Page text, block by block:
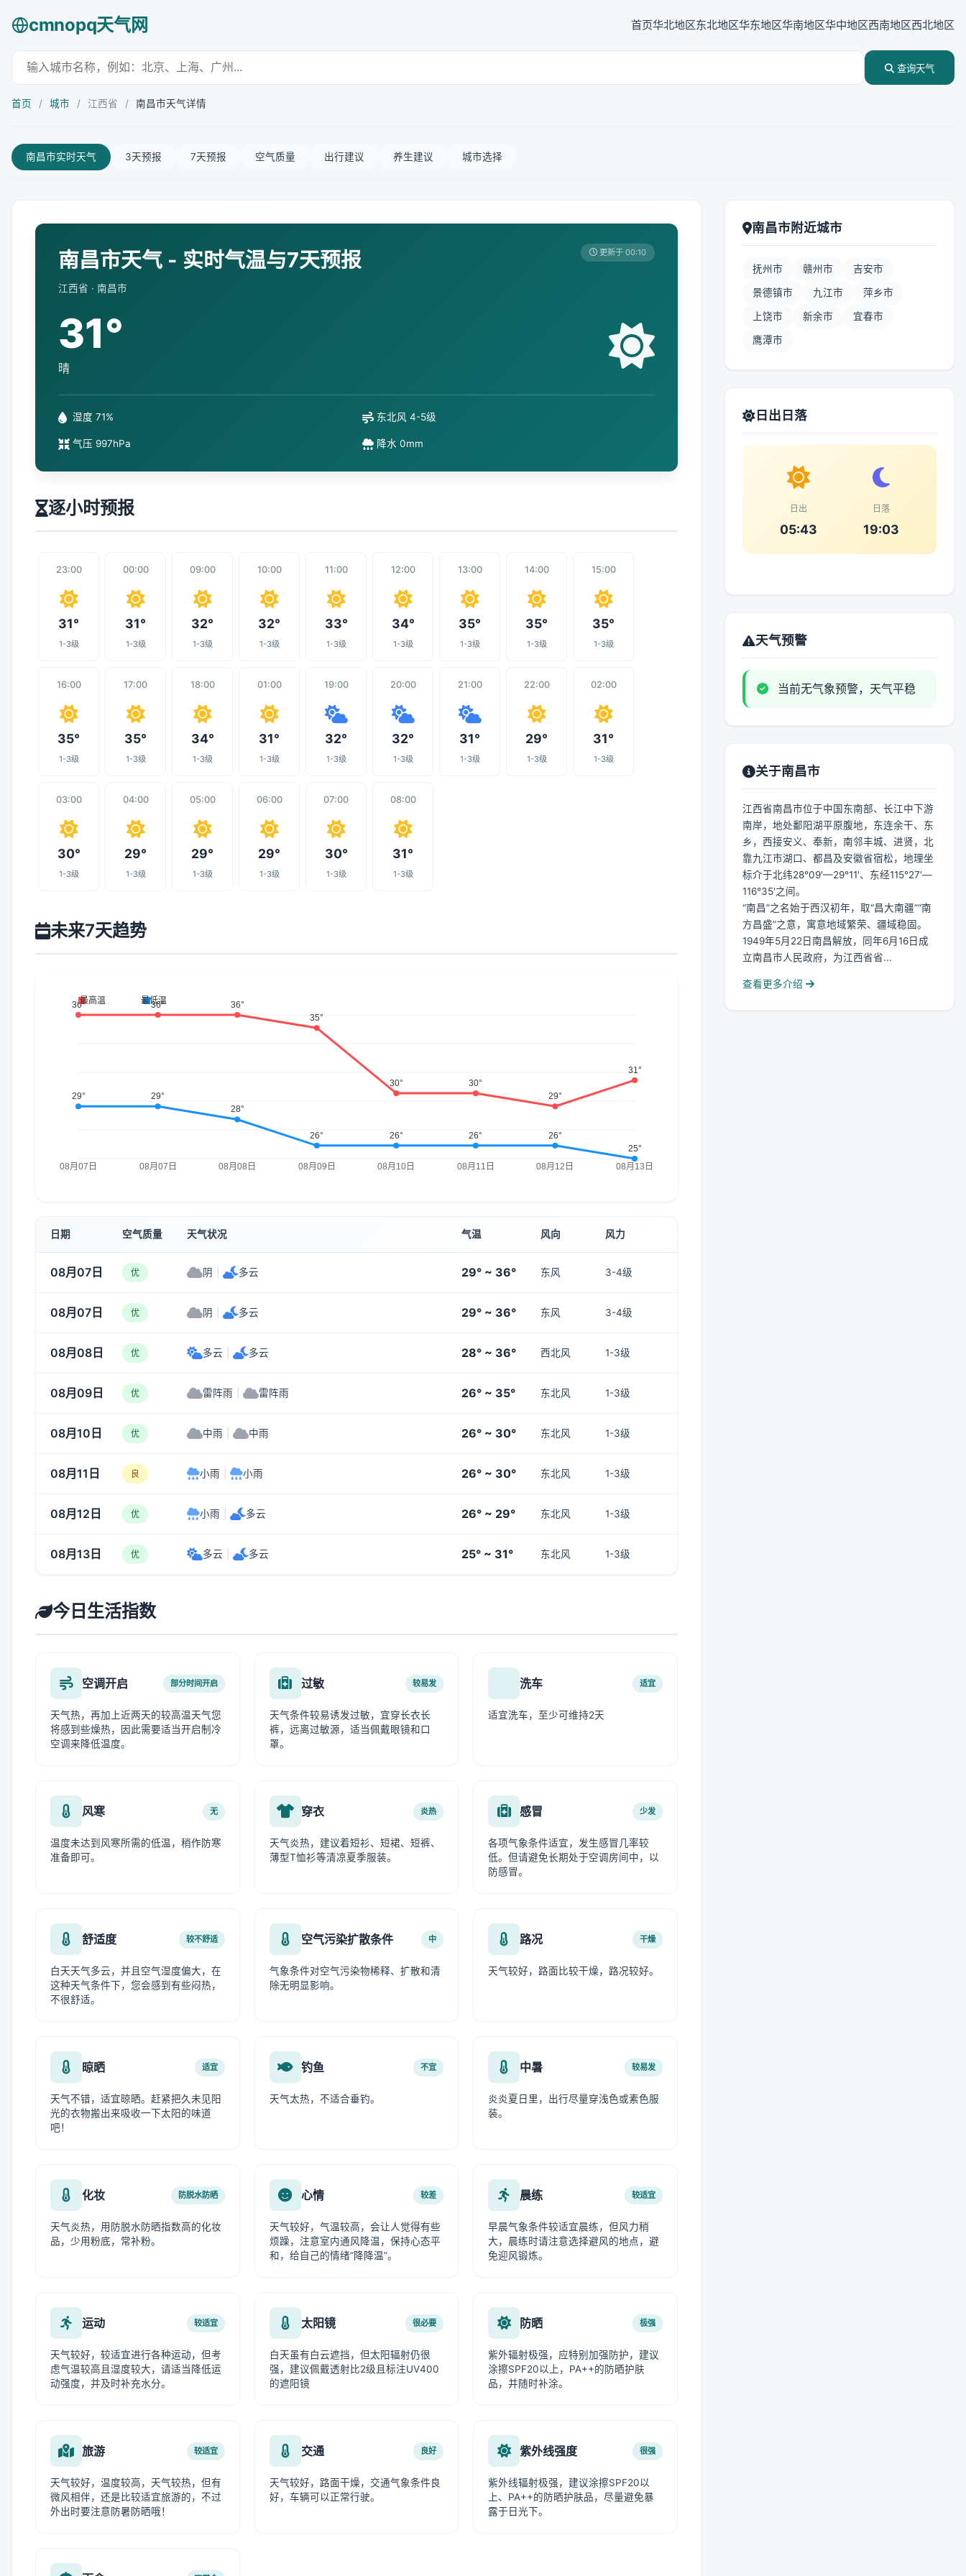
cmnopq天气网 首页华北地区东北地区华东地区华南地区华中地区西南地区西北地区
查询天气
首页 / 城市 / 江西省 / 南昌市天气详情
南昌市实时天气 3天预报 7天预报 空气质量 出行建议 养生建议 城市选择
南昌市天气 - 实时气温与7天预报
江西省 · 南昌市
更新于 00:10
31°
晴
湿度 71% 东北风 4-5级
气压 997hPa 降水 0mm
逐小时预报
23:00
31°
1-3级
00:00
31°
1-3级
09:00
32°
1-3级
10:00
32°
1-3级
11:00
33°
1-3级
12:00
34°
1-3级
13:00
35°
1-3级
14:00
35°
1-3级
15:00
35°
1-3级
16:00
35°
1-3级
17:00
35°
1-3级
18:00
34°
1-3级
01:00
31°
1-3级
19:00
32°
1-3级
20:00
32°
1-3级
21:00
31°
1-3级
22:00
29°
1-3级
02:00
31°
1-3级
03:00
30°
1-3级
04:00
29°
1-3级
05:00
29°
1-3级
06:00
29°
1-3级
07:00
30°
1-3级
08:00
31°
1-3级
未来7天趋势
日期 空气质量 天气状况 气温 风向 风力
08月07日 优 阴 多云 29° ~ 36° 东风 3-4级
08月07日 优 阴 多云 29° ~ 36° 东风 3-4级
08月08日 优 多云 多云 28° ~ 36° 西北风 1-3级
08月09日 优 雷阵雨 雷阵雨 26° ~ 35° 东北风 1-3级
08月10日 优 中雨 中雨 26° ~ 30° 东北风 1-3级
08月11日 良 小雨 小雨 26° ~ 30° 东北风 1-3级
08月12日 优 小雨 多云 26° ~ 29° 东北风 1-3级
08月13日 优 多云 多云 25° ~ 31° 东北风 1-3级
今日生活指数
空调开启 部分时间开启
天气热，再加上近两天的较高温天气您
将感到些燥热，因此需要适当开启制冷
空调来降低温度。
过敏 较易发
天气条件较易诱发过敏，宜穿长衣长
裤，远离过敏源，适当佩戴眼镜和口
罩。
洗车 适宜
适宜洗车，至少可维持2天
风寒 无
温度未达到风寒所需的低温，稍作防寒
准备即可。
穿衣 炎热
天气炎热，建议着短衫、短裙、短裤、
薄型T恤衫等清凉夏季服装。
感冒 少发
各项气象条件适宜，发生感冒几率较
低。但请避免长期处于空调房间中，以
防感冒。
舒适度 较不舒适
白天天气多云，并且空气湿度偏大，在
这种天气条件下，您会感到有些闷热，
不很舒适。
空气污染扩散条件 中
气象条件对空气污染物稀释、扩散和清
除无明显影响。
路况 干燥
天气较好，路面比较干燥，路况较好。
晾晒 适宜
天气不错，适宜晾晒。赶紧把久未见阳
光的衣物搬出来吸收一下太阳的味道
吧！
钓鱼 不宜
天气太热，不适合垂钓。
中暑 较易发
炎炎夏日里，出行尽量穿浅色或素色服
装。
化妆 防脱水防晒
天气炎热，用防脱水防晒指数高的化妆
品，少用粉底，常补粉。
心情 较差
天气较好，气温较高，会让人觉得有些
烦躁，注意室内通风降温，保持心态平
和，给自己的情绪“降降温”。
晨练 较适宜
早晨气象条件较适宜晨练，但风力稍
大，晨练时请注意选择避风的地点，避
免迎风锻炼。
运动 较适宜
天气较好，较适宜进行各种运动，但考
虑气温较高且湿度较大，请适当降低运
动强度，并及时补充水分。
太阳镜 很必要
白天虽有白云遮挡，但太阳辐射仍很
强，建议佩戴透射比2级且标注UV400
的遮阳镜
防晒 极强
紫外辐射极强，应特别加强防护，建议
涂擦SPF20以上，PA++的防晒护肤
品，并随时补涂。
旅游 较适宜
天气较好，温度较高，天气较热，但有
微风相伴，还是比较适宜旅游的，不过
外出时要注意防暑防晒哦！
交通 良好
天气较好，路面干燥，交通气象条件良
好，车辆可以正常行驶。
紫外线强度 很强
紫外线辐射极强，建议涂擦SPF20以
上、PA++的防晒护肤品，尽量避免暴
露于日光下。
南昌市附近城市
抚州市 赣州市 吉安市
景德镇市 九江市 萍乡市
上饶市 新余市 宜春市
鹰潭市
日出日落
日出
05:43
日落
19:03
天气预警
当前无气象预警，天气平稳
关于南昌市
江西省南昌市位于中国东南部、长江中下游
南岸，地处鄱阳湖平原腹地，东连余干、东
乡，西接安义、奉新，南邻丰城、进贤，北
靠九江市湖口、都昌及安徽省宿松，地理坐
标介于北纬28°09′—29°11′、东经115°27′—
116°35′之间。
“南昌”之名始于西汉初年，取“昌大南疆”“南
方昌盛”之意，寓意地域繁荣、疆域稳固。
1949年5月22日南昌解放，同年6月16日成
立南昌市人民政府，为江西省省...
查看更多介绍